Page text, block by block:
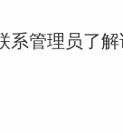
系管理员了